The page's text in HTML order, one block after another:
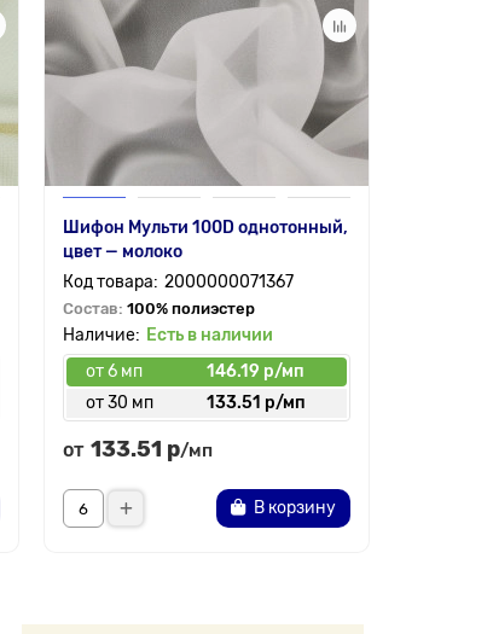
Шифон Мульти 100D однотонный,
цвет — молоко
2000000071367
Состав: 100% полиэстер
Есть в наличии
от 6 мп
146.19 р/мп
от 30 мп
133.51 р/мп
от 133.51 р/мп
В корзину